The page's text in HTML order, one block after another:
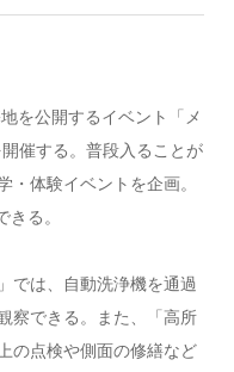
を公開するイベント「メ
催する。普段入ることが
・体験イベントを企画。
る。
では、自動洗浄機を通過
察できる。また、「高所
の点検や側面の修繕など